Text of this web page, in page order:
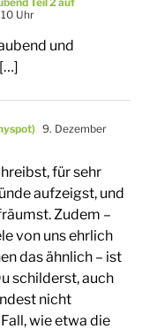
Uhr
und
9. Dezember
für sehr
aufzeigst, und
Zudem –
von uns ehrlich
das ähnlich – ist
schilderst, auch
nicht
wie etwa die